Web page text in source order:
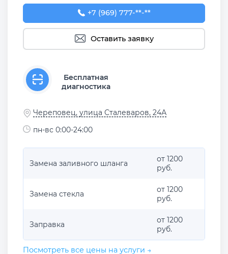
+7 (969) 777-50-55
+7 (969) 777-**-**
Оставить заявку
Бесплатная
диагностика
Череповец, улица Сталеваров, 24А
пн-вс 0:00-24:00
Замена заливного шланга
от 1200
руб.
Замена стекла
от 1200
руб.
Заправка
от 1200
руб.
Посмотреть все цены на услуги →